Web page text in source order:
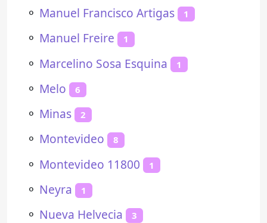
⚬ Manuel Francisco Artigas 1
⚬ Manuel Freire 1
⚬ Marcelino Sosa Esquina 1
⚬ Melo 6
⚬ Minas 2
⚬ Montevideo 8
⚬ Montevideo 11800 1
⚬ Neyra 1
⚬ Nueva Helvecia 3